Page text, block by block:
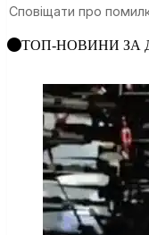
ТОП-НОВИНИ ЗА